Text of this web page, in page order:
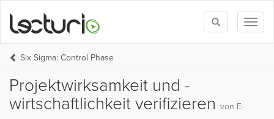
Toggle
search
Six Sigma: Control Phase
Projektwirksamkeit und -
wirtschaftlichkeit verifizieren von E-